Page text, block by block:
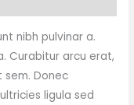
nibh pulvinar a.
Curabitur arcu erat,
Donec
ligula sed